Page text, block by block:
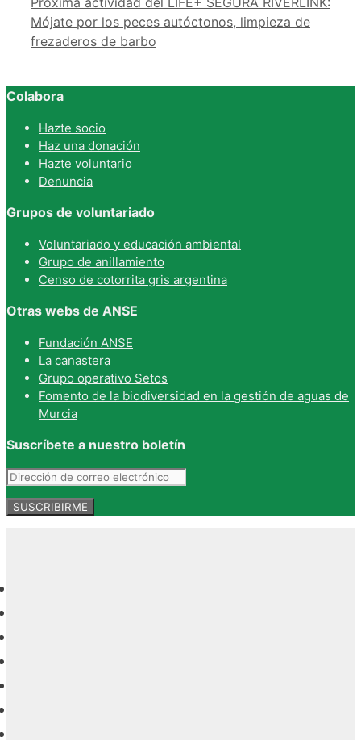
Mójate por los peces autóctonos, limpieza de
frezaderos de barbo
Colabora
Hazte socio
Haz una donación
Hazte voluntario
Denuncia
Grupos de voluntariado
Voluntariado y educación ambiental
Grupo de anillamiento
Censo de cotorrita gris argentina
Otras webs de ANSE
Fundación ANSE
La canastera
Grupo operativo Setos
Fomento de la biodiversidad en la gestión de aguas de
Murcia
Suscríbete a nuestro boletín